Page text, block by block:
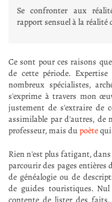
Se confronter aux
rapport sensuel à la réalité
Ce sont pour ces raisons
de cette période.
nombreux spécialistes,
s'exprime à travers mon
justement de s'extraire de
assimilable par d'autres, de
professeur, mais dupoète
Rien n'est plus fatigant,
parcourir des pages
de généalogie ou de
de guides touristiques.
contente de lister des